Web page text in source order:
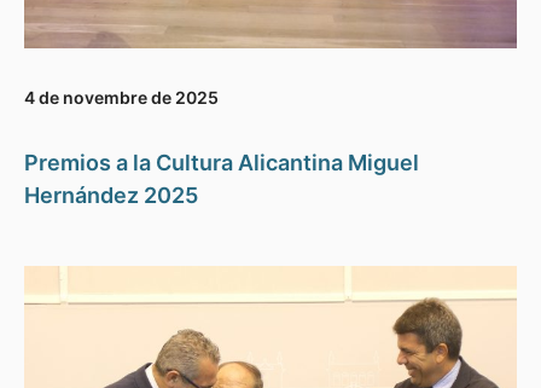
4 de novembre de 2025
Premios a la Cultura Alicantina Miguel
Hernández 2025